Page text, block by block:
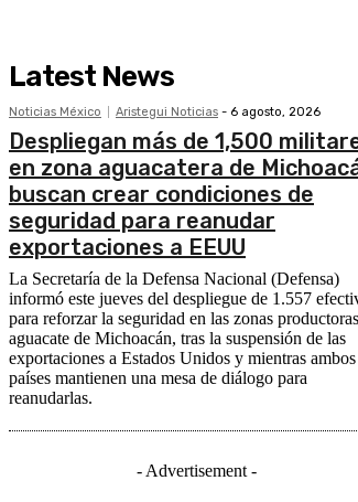
Latest News
Noticias México Aristegui Noticias - 6 agosto, 2026
Despliegan más de 1,500
en zona aguacatera de
buscan crear condiciones de
seguridad para reanudar
exportaciones a EEUU
La Secretaría de la Defensa Nacional (Defensa)
informó este jueves del despliegue de 1.557
para reforzar la seguridad en las zonas
aguacate de Michoacán, tras la suspensión de las
exportaciones a Estados Unidos y mientras ambos
países mantienen una mesa de diálogo para
reanudarlas.
- Advertisement -